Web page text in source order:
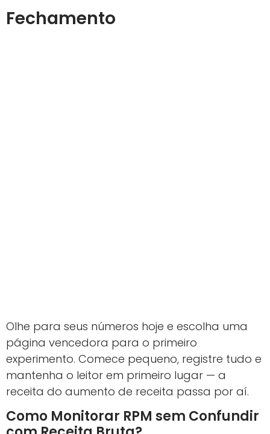
Fechamento
Olhe para seus números hoje e escolha uma
página vencedora para o primeiro
experimento. Comece pequeno, registre tudo e
mantenha o leitor em primeiro lugar — a
receita do aumento de receita passa por aí.
Como Monitorar RPM sem Confundir